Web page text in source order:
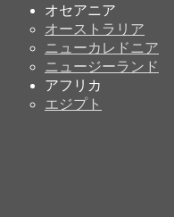
オセアニア
オーストラリア
ニューカレドニア
ニュージーランド
アフリカ
エジプト